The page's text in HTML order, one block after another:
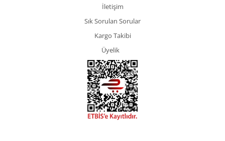
İletişim
Sık Sorulan Sorular
Kargo Takibi
Üyelik